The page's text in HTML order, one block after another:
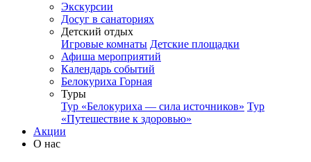
Экскурсии
Досуг в санаториях
Детский отдых
Игровые комнаты Детские площадки
Афиша мероприятий
Календарь событий
Белокуриха Горная
Туры
Тур «Белокуриха — сила источников» Тур
«Путешествие к здоровью»
Акции
О нас